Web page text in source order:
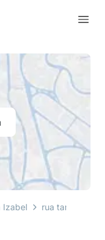
Izabel rua tamoios